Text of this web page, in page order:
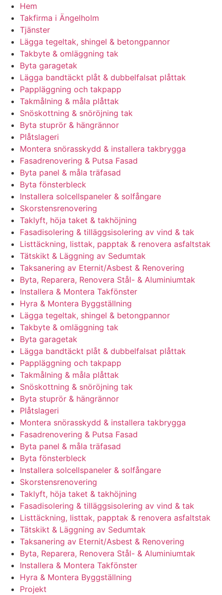
Hem
Takfirma i Ängelholm
Tjänster
Lägga tegeltak, shingel & betongpannor
Takbyte & omläggning tak
Byta garagetak
Lägga bandtäckt plåt & dubbelfalsat plåttak
Pappläggning och takpapp
Takmålning & måla plåttak
Snöskottning & snöröjning tak
Byta stuprör & hängrännor
Plåtslageri
Montera snörasskydd & installera takbrygga
Fasadrenovering & Putsa Fasad
Byta panel & måla träfasad
Byta fönsterbleck
Installera solcellspaneler & solfångare
Skorstensrenovering
Taklyft, höja taket & takhöjning
Fasadisolering & tilläggsisolering av vind & tak
Listtäckning, listtak, papptak & renovera asfaltstak
Tätskikt & Läggning av Sedumtak
Taksanering av Eternit/Asbest & Renovering
Byta, Reparera, Renovera Stål- & Aluminiumtak
Installera & Montera Takfönster
Hyra & Montera Byggställning
Lägga tegeltak, shingel & betongpannor
Takbyte & omläggning tak
Byta garagetak
Lägga bandtäckt plåt & dubbelfalsat plåttak
Pappläggning och takpapp
Takmålning & måla plåttak
Snöskottning & snöröjning tak
Byta stuprör & hängrännor
Plåtslageri
Montera snörasskydd & installera takbrygga
Fasadrenovering & Putsa Fasad
Byta panel & måla träfasad
Byta fönsterbleck
Installera solcellspaneler & solfångare
Skorstensrenovering
Taklyft, höja taket & takhöjning
Fasadisolering & tilläggsisolering av vind & tak
Listtäckning, listtak, papptak & renovera asfaltstak
Tätskikt & Läggning av Sedumtak
Taksanering av Eternit/Asbest & Renovering
Byta, Reparera, Renovera Stål- & Aluminiumtak
Installera & Montera Takfönster
Hyra & Montera Byggställning
Projekt